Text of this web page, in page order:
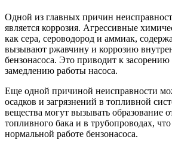
Одной из главных причин
является коррозия. Агрессивные
как сера, сероводород и аммиак,
вызывают ржавчину и коррозию
бензонасоса. Это приводит к
замедлению работы насоса.
Еще одной причиной неисправности
осадков и загрязнений в топливной
вещества могут вызывать образование
топливного бака и в трубопроводах, что
нормальной работе бензонасоса.